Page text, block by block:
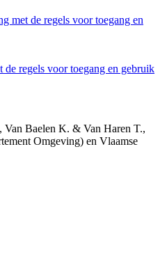
met de regels voor toegang en
regels voor toegang en gebruik
Baelen K. & Van Haren T.,
Omgeving) en Vlaamse